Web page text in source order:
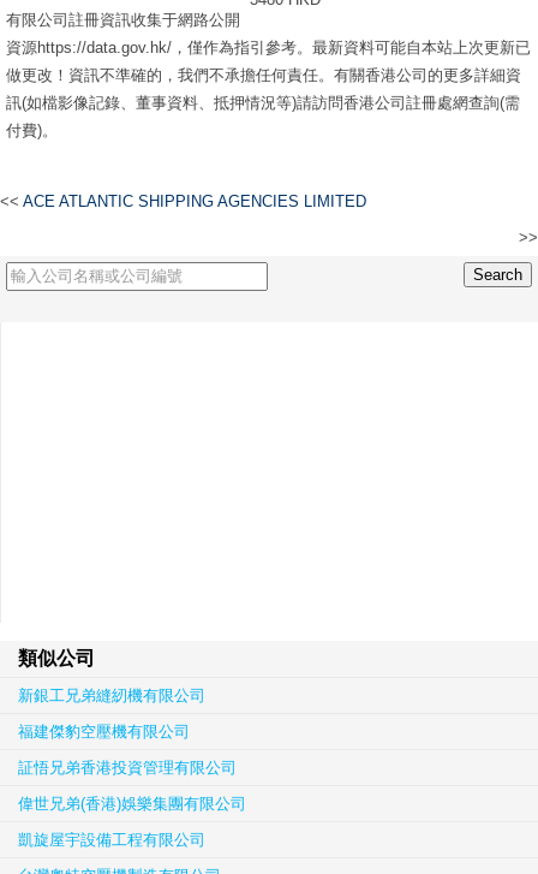
有限公司註冊資訊收集于網路公開
資源https://data.gov.hk/，僅作為指引參考。最新資料可能自本站上次更新已
做更改！資訊不準確的，我們不承擔任何責任。有關香港公司的更多詳細資
訊(如檔影像記錄、董事資料、抵押情況等)請訪問香港公司註冊處網查詢(需
付費)。
<< ACE ATLANTIC SHIPPING AGENCIES LIMITED
>>
類似公司
新銀工兄弟縫紉機有限公司
福建傑豹空壓機有限公司
証悟兄弟香港投資管理有限公司
偉世兄弟(香港)娛樂集團有限公司
凱旋屋宇設備工程有限公司